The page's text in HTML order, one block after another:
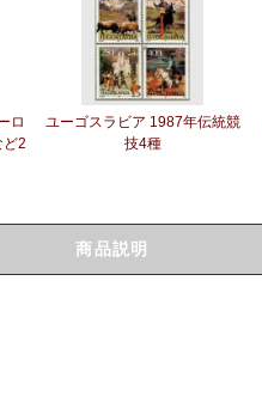
ロ
ど2
ユーゴスラビア 1987年伝統競
技4種
商品説明